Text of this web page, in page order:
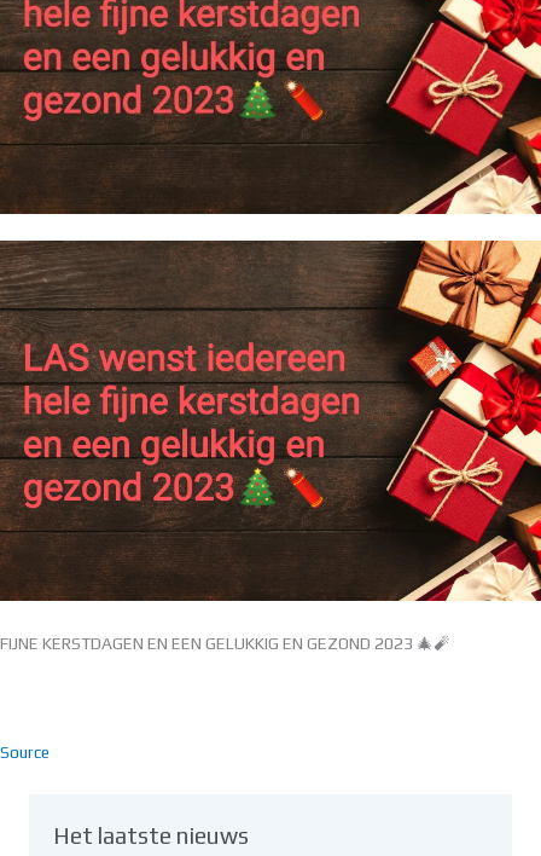
FIJNE KERSTDAGEN EN EEN GELUKKIG EN GEZOND 2023 🎄🧨
Source
Het laatste nieuws